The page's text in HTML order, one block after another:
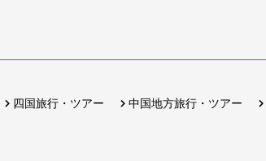
四国旅行・ツアー 中国地方旅行・ツアー